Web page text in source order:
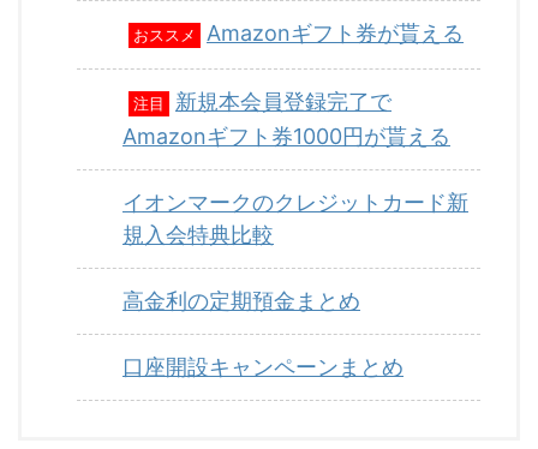
おススメ Amazonギフト券が貰える
注目
新規本会員登録完了で
Amazonギフト券1000円が貰える
イオンマークのクレジットカード新
規入会特典比較
高金利の定期預金まとめ
口座開設キャンペーンまとめ